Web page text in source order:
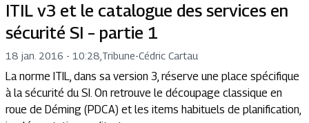
ITIL v3 et le catalogue des services en
sécurité SI – partie 1
18 jan. 2016 - 10:28 Tribune-Cédric Cartau
La norme ITIL, dans sa version 3, réserve une place spécifique
à la sécurité du SI. On retrouve le découpage classique en
roue de Déming (PDCA) et les items habituels de planification,